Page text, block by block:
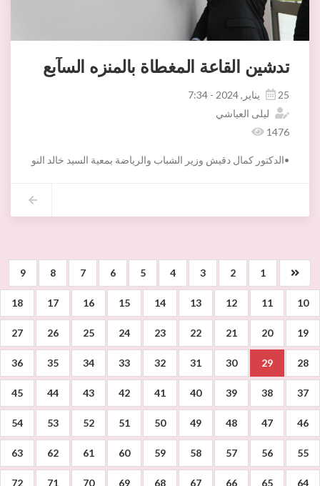
تدشين القاعة المغطاة بالمنزه السآبع
25 يناير, 2024 - 7:34
ليلى العياشي
1476
•الدكتور كمال دقيش وزير الشباب والرياضة بمعية السيد خالد النوري والي أريانة يشرف صباح اليوم الاربعاء 24 جانفي 2024 على حفل التدشين الرسمي للقاعة الرياضية المغطاة بالمنزه
-مأوى سيارات
•و تم بالمناسبة تقديم مجموعة من اللوحات الاستعراضية لمدرسة تكوين
1
2
3
4
5
6
7
8
9
10
11
12
13
14
15
16
17
18
19
20
21
22
23
24
25
26
27
28
29
30
31
32
33
34
35
36
37
38
39
40
41
42
43
44
45
46
47
48
49
50
51
52
53
54
55
56
57
58
59
60
61
62
63
64
65
66
67
68
69
70
71
72